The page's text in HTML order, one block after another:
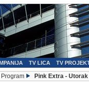
TV LICA TV
Program Pink Extra - Utorak